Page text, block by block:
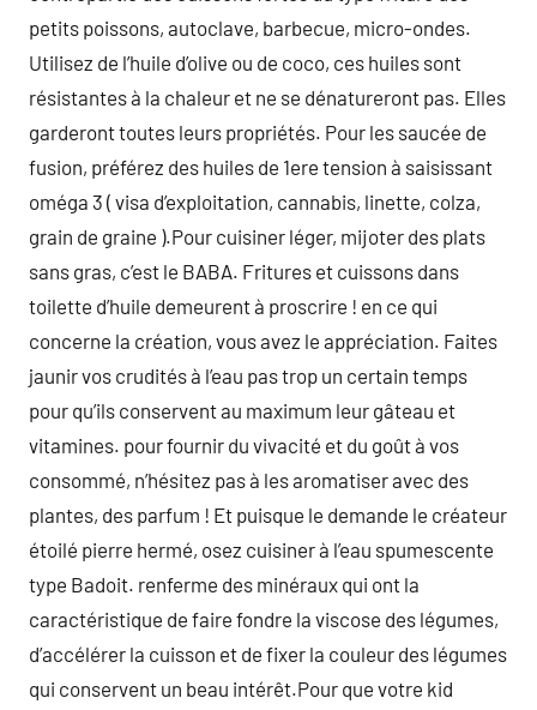
petits poissons, autoclave, barbecue, micro-ondes.
Utilisez de l’huile d’olive ou de coco, ces huiles sont
résistantes à la chaleur et ne se dénatureront pas. Elles
garderont toutes leurs propriétés. Pour les saucée de
fusion, préférez des huiles de 1ere tension à saisissant
oméga 3 ( visa d’exploitation, cannabis, linette, colza,
grain de graine ).Pour cuisiner léger, mijoter des plats
sans gras, c’est le BABA. Fritures et cuissons dans
toilette d’huile demeurent à proscrire ! en ce qui
concerne la création, vous avez le appréciation. Faites
jaunir vos crudités à l’eau pas trop un certain temps
pour qu’ils conservent au maximum leur gâteau et
vitamines. pour fournir du vivacité et du goût à vos
consommé, n’hésitez pas à les aromatiser avec des
plantes, des parfum ! Et puisque le demande le créateur
étoilé pierre hermé, osez cuisiner à l’eau spumescente
type Badoit. renferme des minéraux qui ont la
caractéristique de faire fondre la viscose des légumes,
d’accélérer la cuisson et de fixer la couleur des légumes
qui conservent un beau intérêt.Pour que votre kid